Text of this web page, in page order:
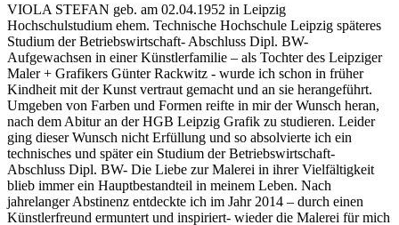
VIOLA STEFAN geb. am 02.04.1952 in Leipzig
Hochschulstudium ehem. Technische Hochschule Leipzig späteres
Studium der Betriebswirtschaft- Abschluss Dipl. BW-
Aufgewachsen in einer Künstlerfamilie – als Tochter des Leipziger
Maler + Grafikers Günter Rackwitz - wurde ich schon in früher
Kindheit mit der Kunst vertraut gemacht und an sie herangeführt.
Umgeben von Farben und Formen reifte in mir der Wunsch heran,
nach dem Abitur an der HGB Leipzig Grafik zu studieren. Leider
ging dieser Wunsch nicht Erfüllung und so absolvierte ich ein
technisches und später ein Studium der Betriebswirtschaft-
Abschluss Dipl. BW- Die Liebe zur Malerei in ihrer Vielfältigkeit
blieb immer ein Hauptbestandteil in meinem Leben. Nach
jahrelanger Abstinenz entdeckte ich im Jahr 2014 – durch einen
Künstlerfreund ermuntert und inspiriert- wieder die Malerei für mich